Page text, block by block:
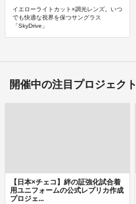
イエローライトカット×調光レンズ。いつ
でも快適な視界を保つサングラス
「SkyDrive」
開催中の注目プロジェクト
【日本×チェコ】絆の証強化試合着
用ユニフォームの公式レプリカ作成
プロジェ...